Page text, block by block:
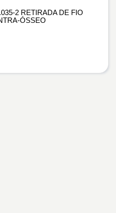
2 RETIRADA DE FIO
ÓSSEO